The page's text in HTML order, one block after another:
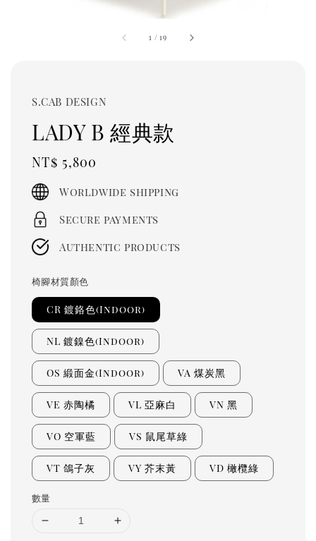
1 /19
S.CAB DESIGN
LADY B 經典款
Regular
price
NT$ 5,800
Worldwide shipping
Secure payments
Authentic products
椅腳材質顏色
CR 鍍鉻色(Indoor)
NL 鍍鎳色(Indoor)
OS 緞面金(Indoor) VA 煤炭黑
VE 赤陶橘 VL 亞麻白 VN 黑
VO 空軍藍 VS 鼠尾草綠
VT 鴿子灰 VY 芥末黃 VD 橄欖綠
數量